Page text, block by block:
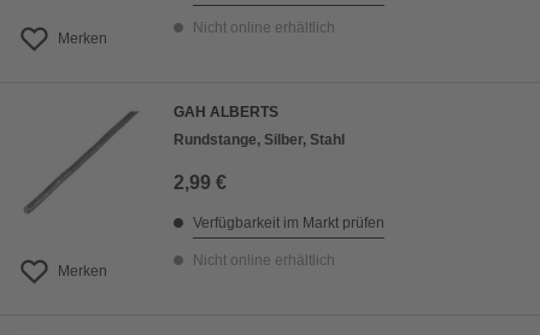
Merken
Nicht online erhältlich
Merken
GAH ALBERTS
Rundstange, Silber, Stahl
2,99 €
Verfügbarkeit im Markt prüfen
Nicht online erhältlich